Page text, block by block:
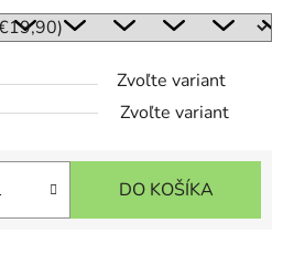
Zvoľte variant
Zvoľte variant
DO KOŠÍKA